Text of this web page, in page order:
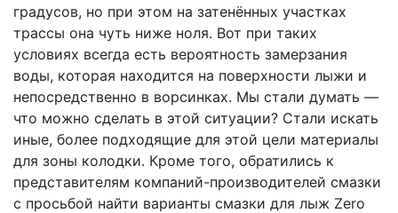
градусов, но при этом на затенённых участках
трассы она чуть ниже ноля. Вот при таких
условиях всегда есть вероятность замерзания
воды, которая находится на поверхности лыжи и
непосредственно в ворсинках. Мы стали думать —
что можно сделать в этой ситуации? Стали искать
иные, более подходящие для этой цели материалы
для зоны колодки. Кроме того, обратились к
представителям компаний-производителей смазки
с просьбой найти варианты смазки для лыж Zero